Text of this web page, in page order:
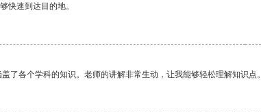
快速到达目的地。
了各个学科的知识。老师的讲解非常生动，让我能够轻松理解知识点。